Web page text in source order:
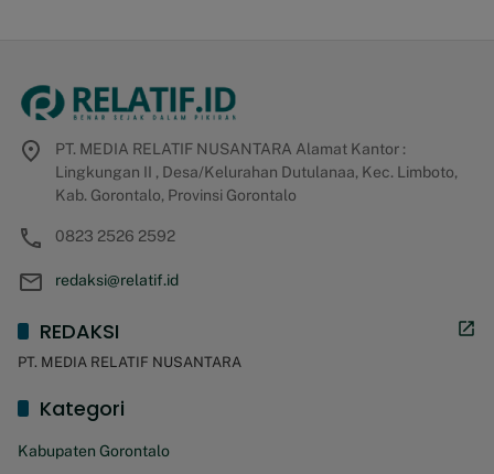
PT. MEDIA RELATIF NUSANTARA Alamat Kantor :
Lingkungan II , Desa/Kelurahan Dutulanaa, Kec. Limboto,
Kab. Gorontalo, Provinsi Gorontalo
0823 2526 2592
redaksi@relatif.id
REDAKSI
PT. MEDIA RELATIF NUSANTARA
Kategori
Kabupaten Gorontalo